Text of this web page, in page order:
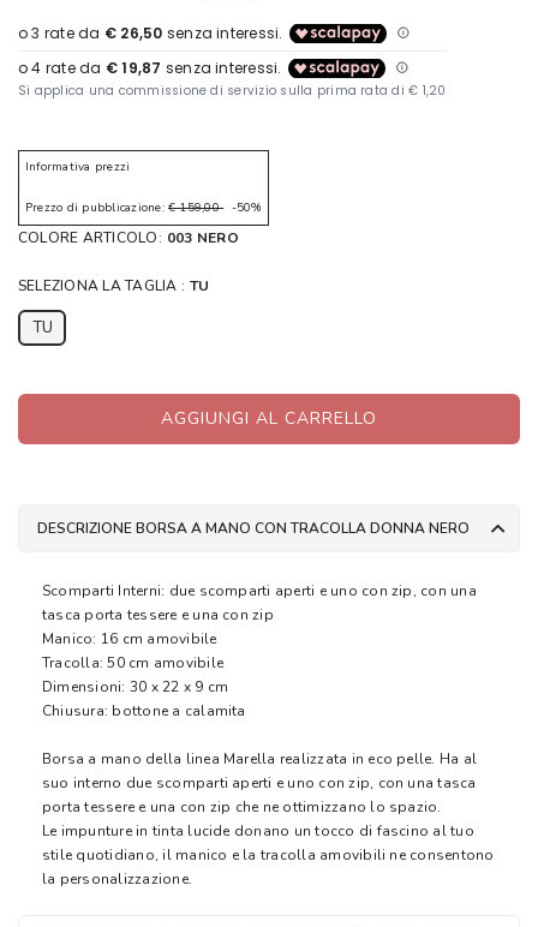
Informativa prezzi
Prezzo di pubblicazione: € 159,00-50%
COLORE ARTICOLO: 003 NERO
SELEZIONA LA TAGLIA : TU
TU
AGGIUNGI AL CARRELLO
DESCRIZIONE BORSA A MANO CON TRACOLLA DONNA NERO
Scomparti Interni: due scomparti aperti e uno con zip, con una
tasca porta tessere e una con zip
Manico: 16 cm amovibile
Tracolla: 50 cm amovibile
Dimensioni: 30 x 22 x 9 cm
Chiusura: bottone a calamita
Borsa a mano della linea Marella realizzata in eco pelle. Ha al
suo interno due scomparti aperti e uno con zip, con una tasca
porta tessere e una con zip che ne ottimizzano lo spazio.
Le impunture in tinta lucide donano un tocco di fascino al tuo
stile quotidiano, il manico e la tracolla amovibili ne consentono
la personalizzazione.